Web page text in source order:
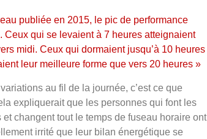
publiée en 2015, le pic de performance
qui se levaient à 7 heures atteignaient
midi. Ceux qui dormaient jusqu’à 10 heures
leur meilleure forme que vers 20 heures »
au fil de la journée, c’est ce que
expliquerait que les personnes qui font les
changent tout le temps de fuseau horaire ont
irrité que leur bilan énergétique se